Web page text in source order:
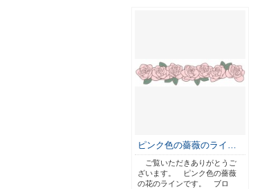
ピンク色の薔薇のライ…
ご覧いただきありがとうご
ざいます。 ピンク色の薔薇
の花のラインです。 ブロ